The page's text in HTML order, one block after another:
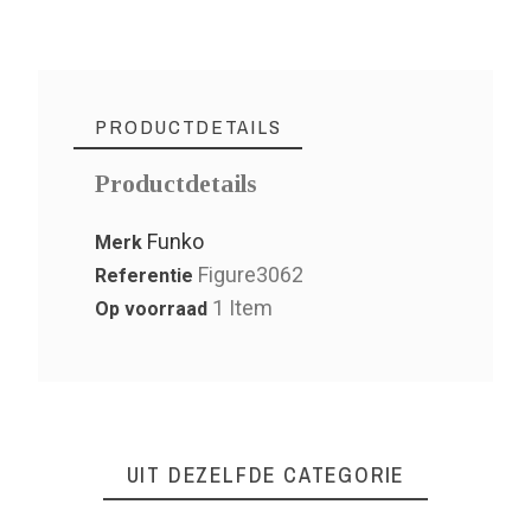
PRODUCTDETAILS
Productdetails
Merk Funko
Referentie Figure3062
Op voorraad 1 Item
UIT DEZELFDE CATEGORIE